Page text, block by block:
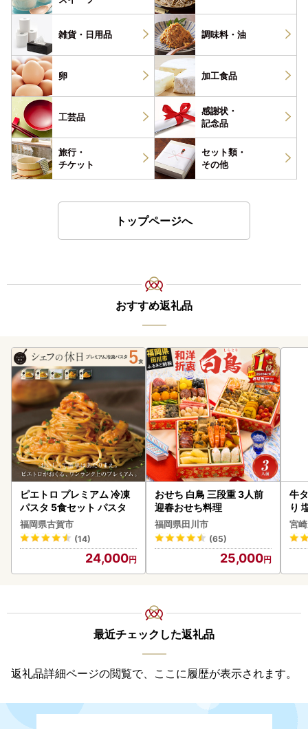
雑貨・ 日用品 調味料・ 油
卵 加工食品
工芸品
感謝状・
記念品
旅行・
チケット
セット類・
その他
トップページへ
おすすめ返礼品
ピエトロ プレミアム 冷凍
パスタ 5食セット パスタ
福岡県古賀市
(14)
24,000
おせち 白鳥 三段重 3人前
迎春おせち料理
福岡県田川市
(65)
25,000
牛
り
宮
最近チェックした返礼品
返礼品詳細ページの閲覧で、ここに履歴が表示されます。